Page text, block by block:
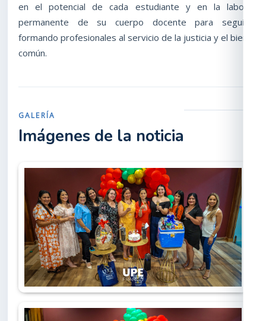
en el potencial de cada estudiante y en la labor
permanente de su cuerpo docente para seguir
formando profesionales al servicio de la justicia y el bien
común.
GALERÍA
Imágenes de la noticia